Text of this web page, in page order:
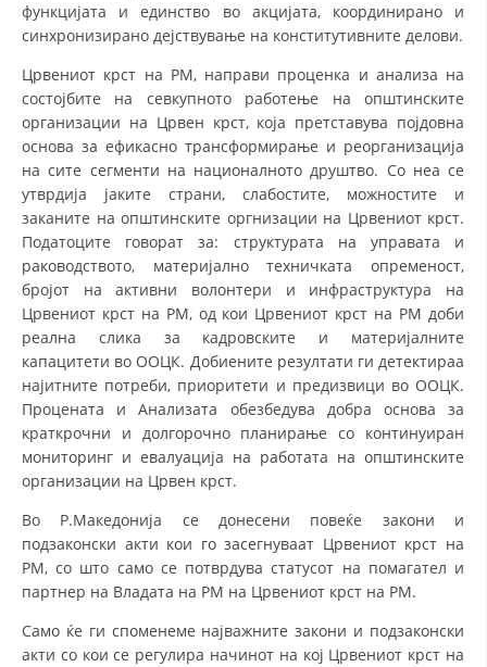
ДЕЈСТВУВАЊЕ
ПРИРАЧНИЦИ
СТРАТЕГИИ
ЕДУКАТИВНО ИНФОРМАТИВНИ МАТЕРИЈАЛИ
БРОШУРИ
ПОСТЕРИ
ПРЕЗЕНТАЦИИ
функцијата и единство во акцијата, координирано и
синхронизирано дејствување на конститутивните делови.
Црвениот крст на РМ, направи проценка и анализа на
состојбите на севкупното работење на општинските
организации на Црвен крст, која претставува појдовна
основа за ефикасно трансформирање и реорганизација
на сите сегменти на националното друштво. Со неа се
утврдија јаките страни, слабостите, можностите и
заканите на општинските оргнизации на Црвениот крст.
Податоците говорат за: структурата на управата и
раководството, материјално техничката опременост,
бројот на активни волонтери и инфраструктура на
Црвениот крст на РМ, од кои Црвениот крст на РМ доби
реална слика за кадровските и материјалните
капацитети во ООЦК. Добиените резултати ги детектираа
најитните потреби, приоритети и предизвици во ООЦК.
Процената и Анализата обезбедува добра основа за
краткрочни и долгорочно планирање со континуиран
мониторинг и евалуација на работата на општинските
организации на Црвен крст.
Во Р.Македонија се донесени повеќе закони и
подзаконски акти кои го засегнуваат Црвениот крст на
РМ, со што само се потврдува статусот на помагател и
партнер на Владата на РМ на Црвениот крст на РМ.
Само ќе ги споменеме најважните закони и подзаконски
акти со кои се регулира начинот на кој Црвениот крст на